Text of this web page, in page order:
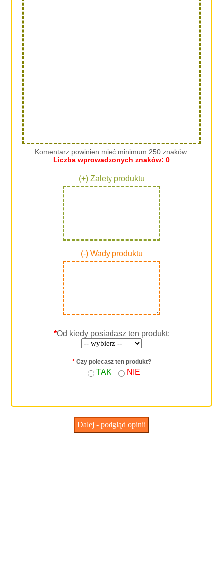
Komentarz powinien mieć minimum 250 znaków.
Liczba wprowadzonych znaków: 0
(+) Zalety produktu
(-) Wady produktu
*Od kiedy posiadasz ten produkt:
*Czy polecasz ten produkt?
TAK NIE